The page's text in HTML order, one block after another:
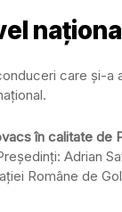
care și-
în calitate de
Adrian
Române de